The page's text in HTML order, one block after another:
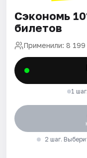
Сэкономь
билетов
Применили: 8 199
1
2 шаг.